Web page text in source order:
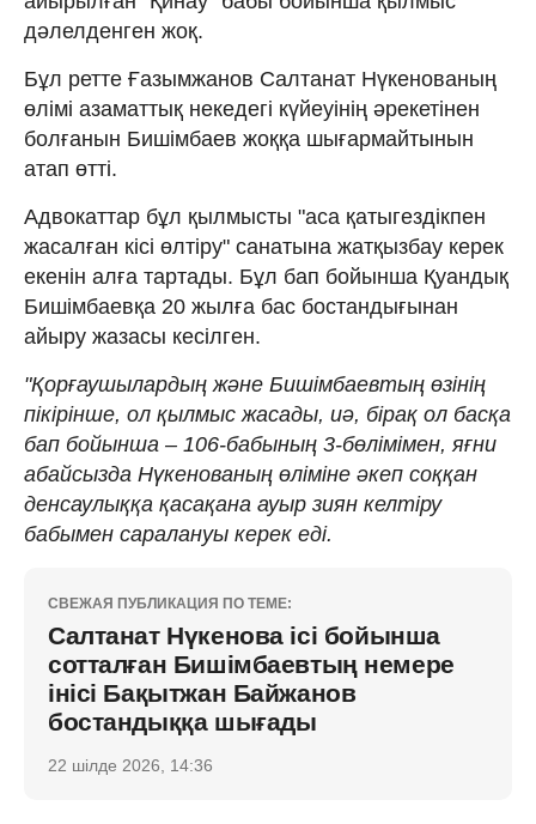
дәлелденген жоқ.
Бұл ретте Ғазымжанов Салтанат Нүкенованың
өлімі азаматтық некедегі күйеуінің әрекетінен
болғанын Бишімбаев жоққа шығармайтынын
атап өтті.
Адвокаттар бұл қылмысты "аса қатыгездікпен
жасалған кісі өлтіру" санатына жатқызбау керек
екенін алға тартады. Бұл бап бойынша Қуандық
Бишімбаевқа 20 жылға бас бостандығынан
айыру жазасы кесілген.
"Қорғаушылардың және Бишімбаевтың өзінің
пікірінше, ол қылмыс жасады, иә, бірақ ол басқа
бап бойынша – 106-бабының 3-бөлімімен, яғни
абайсызда Нүкенованың өліміне әкеп соққан
денсаулыққа қасақана ауыр зиян келтіру
бабымен саралануы керек еді.
СВЕЖАЯ ПУБЛИКАЦИЯ ПО ТЕМЕ:
Салтанат Нүкенова ісі бойынша
сотталған Бишімбаевтың немере
інісі Бақытжан Байжанов
бостандыққа шығады
22 шілде 2026, 14:36